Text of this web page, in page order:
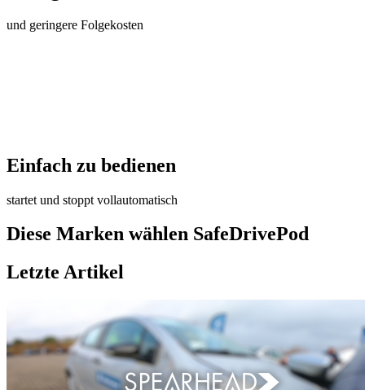
und geringere Folgekosten
Einfach zu bedienen
startet und stoppt vollautomatisch
Diese Marken wählen SafeDrivePod
Letzte Artikel